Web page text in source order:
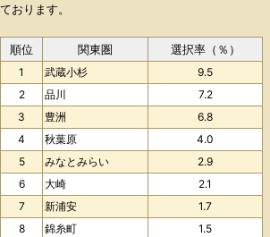
ております。
順位 関東圏 選択率（％）
1 武蔵小杉
9.5
2
品川
7.2
3
豊洲
6.8
4
秋葉原
4.0
5
みなとみらい
2.9
6
大崎
2.1
7
新浦安
1.7
8
錦糸町
1.5